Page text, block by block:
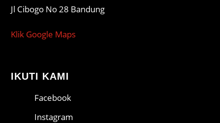
Jl Cibogo No 28 Bandung
Klik Google Maps
IKUTI KAMI
Facebook
Instagram